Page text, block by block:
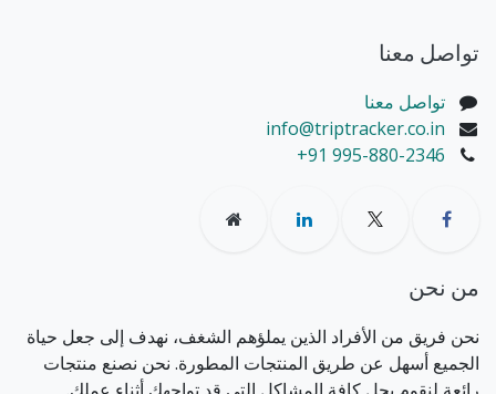
تواصل معنا
تواصل معنا
info@triptracker.co.in
+91 995-880-2346
من نحن
نحن فريق من الأفراد الذين يملؤهم الشغف، نهدف إلى جعل حياة
الجميع أسهل عن طريق المنتجات المطورة. نحن نصنع منتجات